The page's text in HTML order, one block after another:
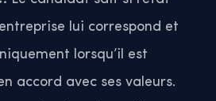
lui correspond et
lorsqu’il est
accord avec ses valeurs.